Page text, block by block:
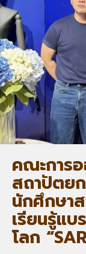
คณะการ
สถาปัตย
นักศึกษา
เรียนรู้แบ
โลก